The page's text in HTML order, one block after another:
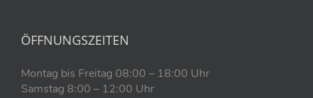
ÖFFNUNGSZEITEN
Montag bis Freitag 08:00 – 18:00 Uhr
Samstag 8:00 – 12:00 Uhr